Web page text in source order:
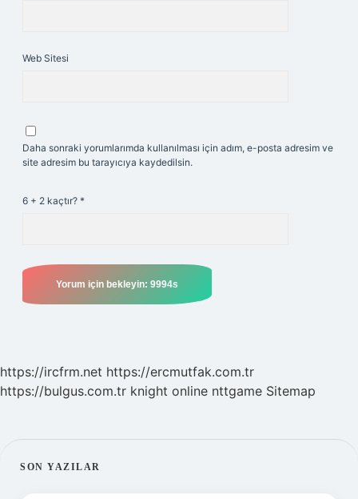
Web Sitesi
Daha sonraki yorumlarımda kullanılması için adım, e-posta adresim ve
site adresim bu tarayıcıya kaydedilsin.
6 + 2 kaçtır? *
https://ircfrm.net https://ercmutfak.com.tr
https://bulgus.com.tr knight online nttgame Sitemap
SIDEBAR
SON YAZILAR